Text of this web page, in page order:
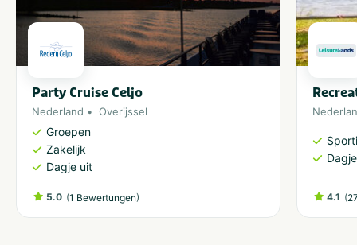
Party Cruise Celjo
Nederland Overijssel
Groepen
Zakelijk
Dagje uit
5.0 (1 Bewertungen) 4.1 (